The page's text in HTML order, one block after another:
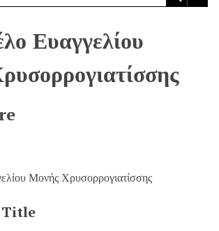
Ευαγγελίου
Μονής Χρυσορρογιατίσσης